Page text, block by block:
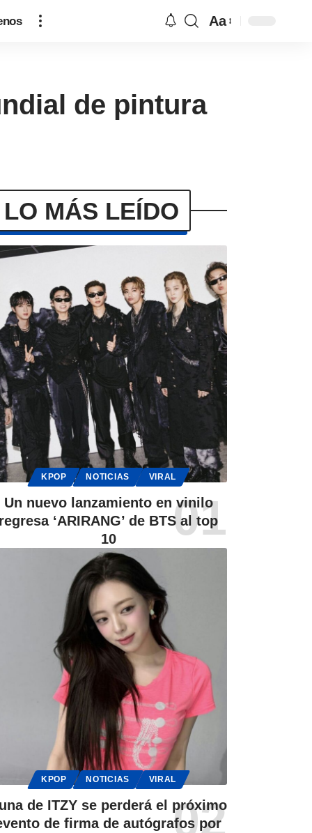
Aa
de pintura
LO MÁS LEÍDO
KPOP NOTICIAS VIRAL
Un nuevo lanzamiento en vinilo
regresa ‘ARIRANG’ de BTS al top
10
KPOP NOTICIAS VIRAL
de ITZY se perderá el próximo
de firma de autógrafos por